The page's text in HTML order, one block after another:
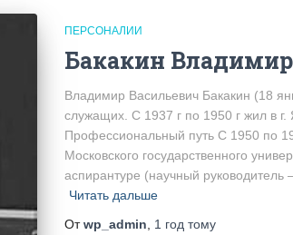
ПЕРСОНАЛИИ
Бакакин
Владимир Васильевич Бакакин (18
служащих. С 1937 г по 1950 г жил в г.
Профессиональный путь С 1950 по
Московского государственного
аспирантуре (научный
Читать дальше
Отwp_admin 1 год тому